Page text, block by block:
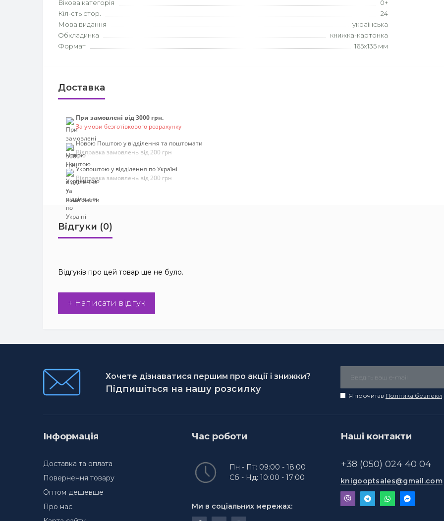
Вікова категорія
0+
Кіл-сть стор.
24
Мова видання
українська
Обкладинка
книжка-картонка
Формат
165х135 мм
Доставка
При замовлені від 3000 грн.
За умови безготівкового розрахунку
Новою Поштою у відділення та поштомати
Відправка замовлень від 200 грн
Укрпоштою у відділення по Україні
Відправка замовлень від 200 грн
Відгуки (0)
Відгуків про цей товар ще не було.
+ Написати відгук
Хочете дізнаватися першим про акції і знижки?
Підпишіться на нашу розсилку
Я прочитав Політика безпеки
Інформація
Доставка та оплата
Повернення товару
Оптом дешевше
Про нас
Час роботи
Пн - Пт: 09:00 - 18:00
Сб - Нд: 10:00 - 17:00
Ми в соціальних мережах:
Наші контакти
+38 (050) 024 40 04
knigooptsales@gmail.com